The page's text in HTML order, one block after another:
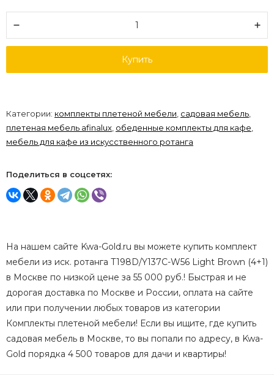
Купить
Категории: комплекты плетеной мебели садовая мебель
плетеная мебель afinalux обеденные комплекты для кафе
мебель для кафе из искусственного ротанга
Поделиться в соцсетях:
На нашем сайте Kwa-Gold.ru вы можете купить комплект
мебели из иск. ротанга T198D/Y137C-W56 Light Brown (4+1)
в Москве по низкой цене за 55 000 руб.! Быстрая и не
дорогая доставка по Москве и России, оплата на сайте
или при получении любых товаров из категории
Комплекты плетеной мебели! Если вы ищите, где купить
садовая мебель в Москве, то вы попали по адресу, в Kwa-
Gold порядка 4 500 товаров для дачи и квартиры!